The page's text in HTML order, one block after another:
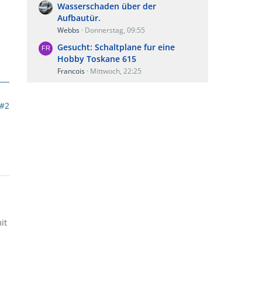
#2
Wasserschaden über der
Aufbautür.
Webbs Donnerstag, 09:55
Gesucht: Schaltplane fur eine
Hobby Toskane 615
Francois Mittwoch, 22:25